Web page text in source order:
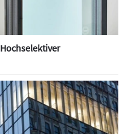
Hochselektiver